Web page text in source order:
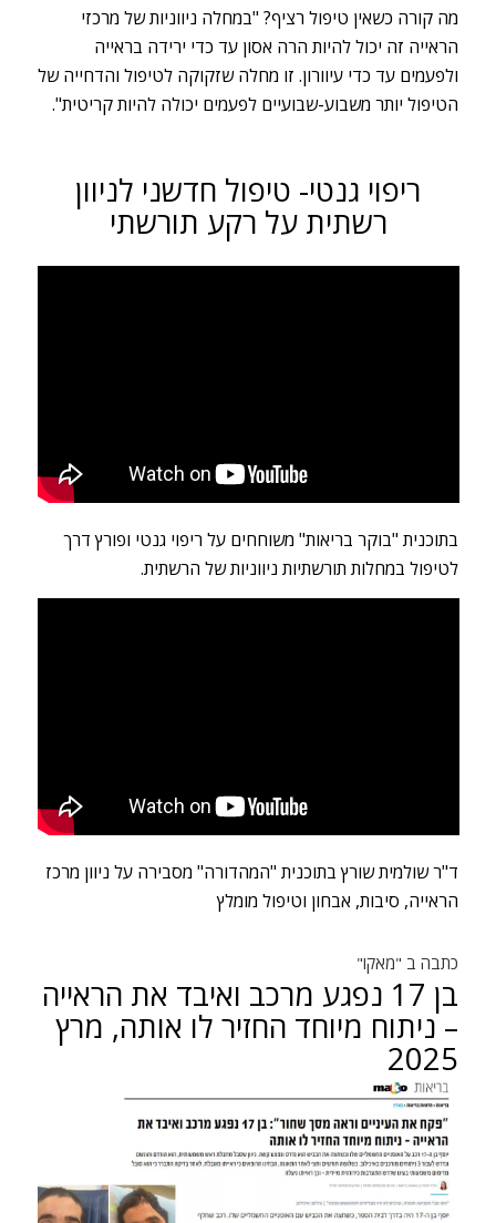
מה קורה כשאין טיפול רציף? "במחלה ניווניות של מרכזי
הראייה זה יכול להיות הרה אסון עד כדי ירידה בראייה
ולפעמים עד כדי עיוורון. זו מחלה שזקוקה לטיפול והדחייה של
הטיפול יותר משבוע-שבועיים לפעמים יכולה להיות קריטית".
ריפוי גנטי- טיפול חדשני לניוון
רשתית על רקע תורשתי
בתוכנית "בוקר בריאות" משוחחים על ריפוי גנטי ופורץ דרך
לטיפול במחלות תורשתיות ניווניות של הרשתית.
ד"ר שולמית שורץ בתוכנית "המהדורה" מסבירה על ניוון מרכז
הראייה, סיבות, אבחון וטיפול מומלץ
כתבה ב "מאקו"
בן 17 נפגע מרכב ואיבד את הראייה
– ניתוח מיוחד החזיר לו אותה, מרץ
2025